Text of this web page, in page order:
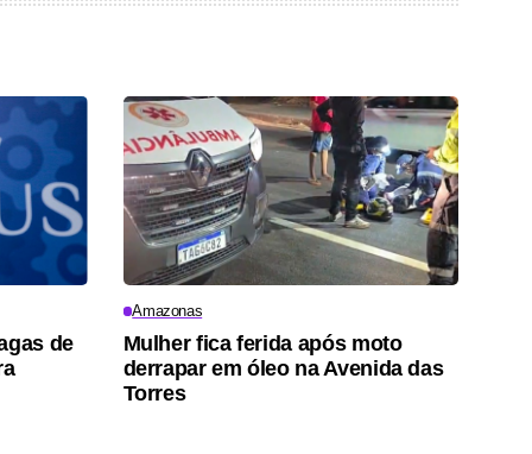
de
Amazonas
Mulher fica ferida após moto
derrapar em óleo na Avenida das
Torres